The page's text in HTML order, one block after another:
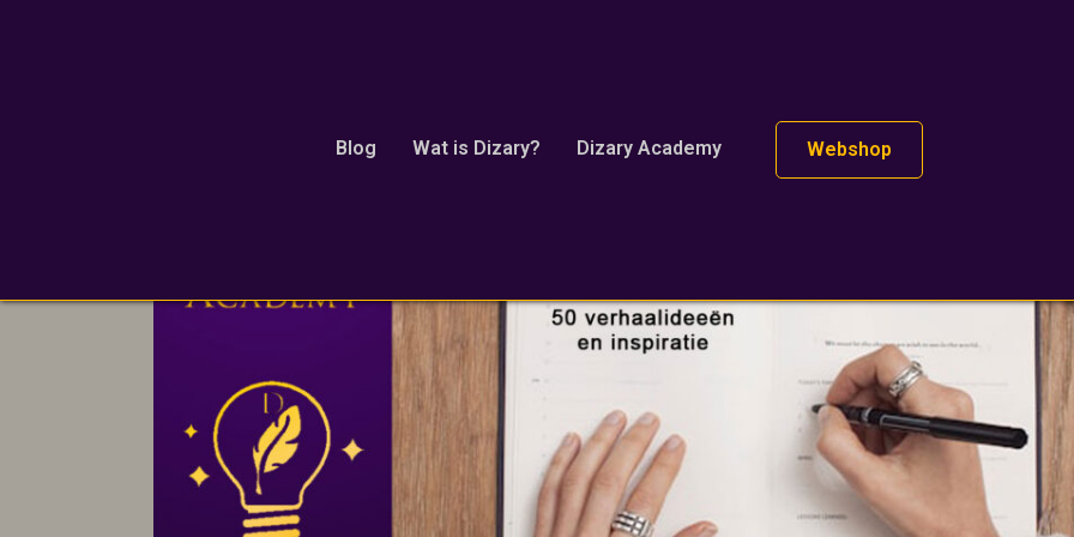
Blog Wat is Dizary? Dizary Academy Webshop
Magisch Verhaal